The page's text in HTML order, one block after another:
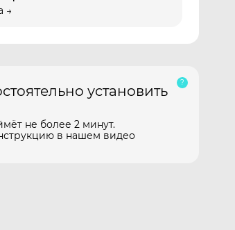
→
установить
не более 2 минут.
в нашем видео